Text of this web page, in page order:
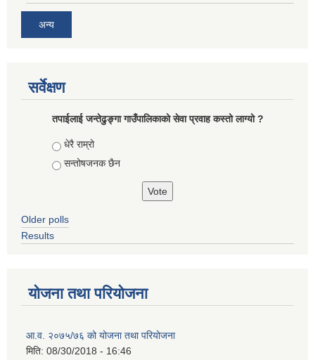
अन्य
सर्वेक्षण
तपाईलाई जन्तेढुङ्गा गाउँपालिकाको सेवा प्रवाह कस्तो लाग्यो ?
Choices
धेरै राम्रो
सन्तोषजनक छैन
Older polls
Results
योजना तथा परियोजना
आ.व. २०७५/७६ को योजना तथा परियोजना
मिति: 08/30/2018 - 16:46